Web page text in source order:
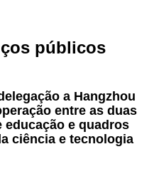
públicos
a Hangzhou
entre as duas
educação e quadros
ciência e tecnologia